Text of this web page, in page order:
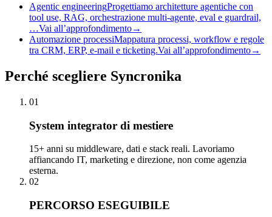
Agentic engineeringProgettiamo architetture agentiche con
tool use, RAG, orchestrazione multi-agente, eval e guardrail,
…Vai all’approfondimento→
Automazione processiMappatura processi, workflow e regole
tra CRM, ERP, e-mail e ticketing.Vai all’approfondimento→
Perché scegliere Syncronika
01
System integrator di mestiere
15+ anni su middleware, dati e stack reali. Lavoriamo
affiancando IT, marketing e direzione, non come agenzia
esterna.
02
PERCORSO ESEGUIBILE